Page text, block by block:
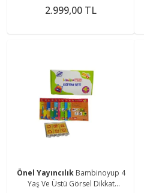
2.999,00 TL
Önel Yayıncılık Bambinoyup 4
Yaş Ve Üstü Görsel Dikkat